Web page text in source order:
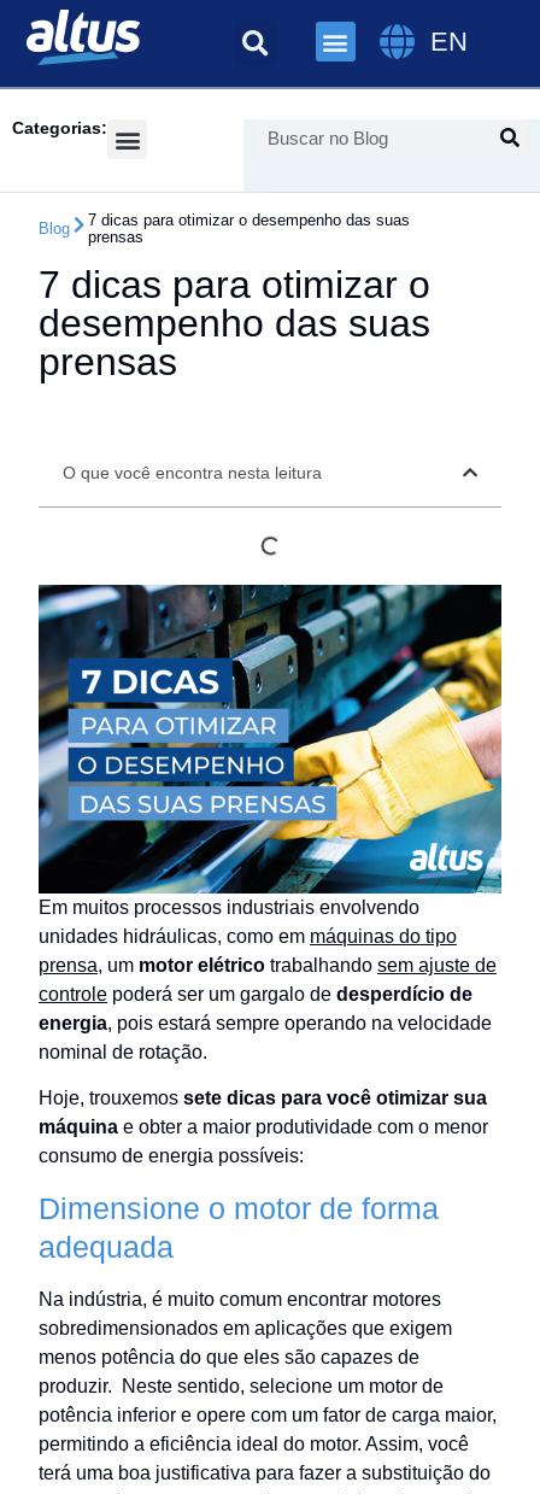
EN
Categorias:
Blog
7 dicas para otimizar o desempenho das suas
prensas
7 dicas para otimizar o
desempenho das suas
prensas
O que você encontra nesta leitura
Em muitos processos industriais envolvendo
unidades hidráulicas, como em máquinas do tipo
prensa, um motor elétrico trabalhando sem ajuste de
controle poderá ser um gargalo de desperdício de
energia, pois estará sempre operando na velocidade
nominal de rotação.
Hoje, trouxemos sete dicas para você otimizar sua
máquina e obter a maior produtividade com o menor
consumo de energia possíveis:
Dimensione o motor de forma
adequada
Na indústria, é muito comum encontrar motores
sobredimensionados em aplicações que exigem
menos potência do que eles são capazes de
produzir. Neste sentido, selecione um motor de
potência inferior e opere com um fator de carga maior,
permitindo a eficiência ideal do motor. Assim, você
terá uma boa justificativa para fazer a substituição do